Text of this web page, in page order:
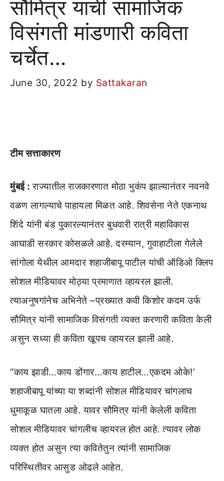
सौमित्र यांची सामाजिक
विसंगती मांडणारी कविता
चर्चेत…
June 30, 2022 by Sattakaran
टीम सत्ताकारण
मुंबई :राज्यातील राजकारणात मोठा भुकंप झाल्यानंतर नवनवे
वळण लागल्याचे पाहायला मिळत आहे. शिवसेना नेते एकनाथ
शिंदे यांनी बंड पुकारल्यानंतर बुधवारी रात्री महाविकास
आघाडी सरकार कोसळले आहे. दरम्यान, गुवाहाटीला गेलेले
सांगोला येथील आमदार शहाजीबापू पाटील यांची ऑडिओ क्लिप
सोशल मीडियावर मोठ्या प्रमाणात व्हायरल झाली.
त्याअनुषगांनेच अभिनेते –प्रख्यात कवी किशोर कदम उर्फ
सौमित्र यांनी सामाजिक विसंगती व्यक्त करणारी कविता केली
असुन सध्या ही कविता खूपच व्हायरल झाली आहे.
“काय झाडी…काय डोंगार…काय हाटील…एकदम ओके!’
शहाजीबापू यांच्या या शब्दांनी सोशल मीडियावर चांगलाच
धुमाकूळ घातला आहे. यावर सौमित्र यांनी केलेली कविता
सोशल मीडियावर चांगलीच व्हायरल होत आहे. त्यावर लोक
व्यक्त होत असुन त्या कवितेतुन त्यांनी सामाजिक
परिस्थितीवर आसुड ओढले आहेत.